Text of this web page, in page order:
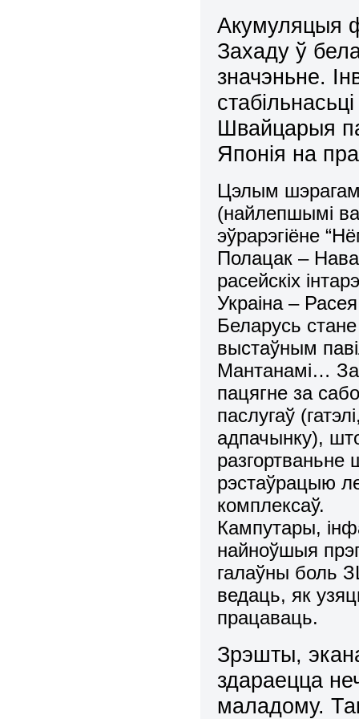
Акумуляцыя
Захаду ў
значэньне.
Швайцарыя
Японія на
Цэлым
(найлепшымі
эўрарэгіёне
Полацак –
расейскіх
Украіна –
Беларусь
выстаўным
Мантанамі…
пацягне за
паслугаў
адпачынку),
разгортваньне
рэстаўрацыю
комплексаў.
Кампутары,
найноўшыя
галаўны боль
ведаць, як
працаваць.
Зрэшты,
здараецца
маладому.